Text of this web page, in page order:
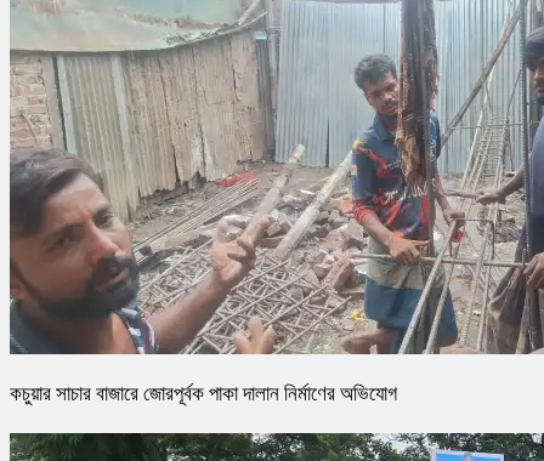
কচুয়ার সাচার বাজারে জোরপূর্বক পাকা দালান নির্মাণের অভিযোগ